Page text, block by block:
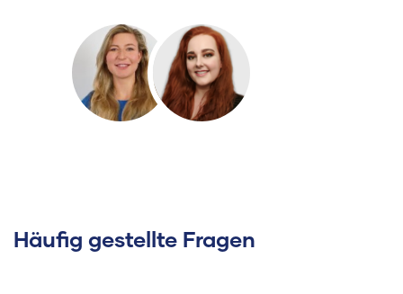
Häufig gestellte Fragen